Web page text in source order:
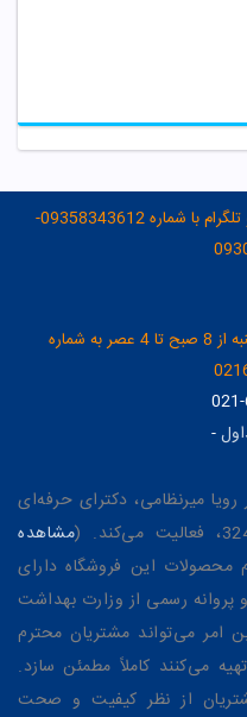
مشاوره رایگان بصورت چت در واتساپ و تلگرام با شماره 09358343612-
تماس تلفنی در روزهای شنبه تا پنج شنبه از 8 صبح تا 4 عصر به شماره
-
رویا میرنظامی، دکترای حرفه‌ای
مشاهده
محصولات این فروشگاه دارای
رسمی از وزارت بهداشت
امر می‌تواند مشتریان محترم
می‌کنند کاملاً مطمئن سازد.
از نظر کیفیت و صحت